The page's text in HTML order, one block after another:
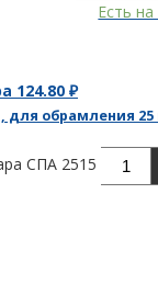
Есть на
124.80 ₽
для обрамления
СПА 2515